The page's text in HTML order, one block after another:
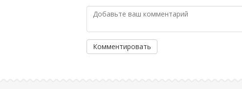
Комментировать